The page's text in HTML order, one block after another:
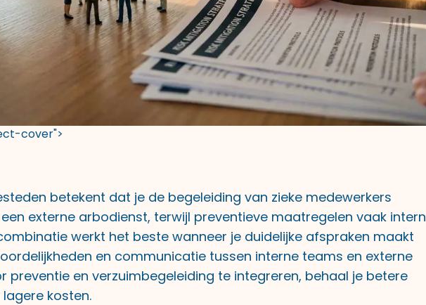
cover">
betekent dat je de begeleiding van zieke medewerkers
externe arbodienst, terwijl preventieve maatregelen vaak intern
werkt het beste wanneer je duidelijke afspraken maakt
en communicatie tussen interne teams en externe
preventie en verzuimbegeleiding te integreren, behaal je betere
kosten.